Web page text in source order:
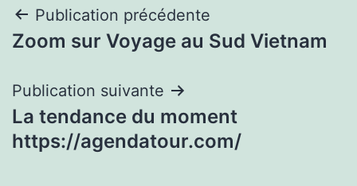
Navigation
de
l’article
Publication précédente
Zoom sur Voyage au Sud Vietnam
Publication suivante
La tendance du moment
https://agendatour.com/